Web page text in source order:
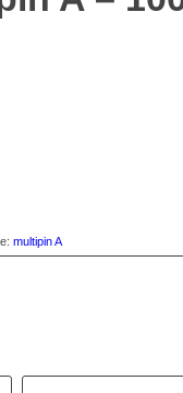
multipin A